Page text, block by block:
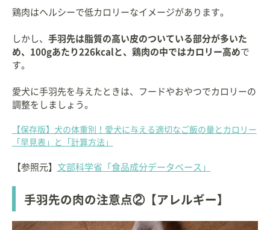
鶏肉はヘルシーで低カロリーなイメージがあります。
しかし、 手羽先は脂質の高い皮のついている部分が多いた
め、100gあたり226kcalと、鶏肉の中ではカロリー高めで
す。
愛犬に手羽先を与えたときは、フードやおやつでカロリーの
調整をしましょう。
【保存版】犬の体重別！愛犬に与える適切なご飯の量とカロリー
「早見表」と「計算方法」
【参照元】 文部科学省「食品成分データベース」
手羽先の肉の注意点②【アレルギー】